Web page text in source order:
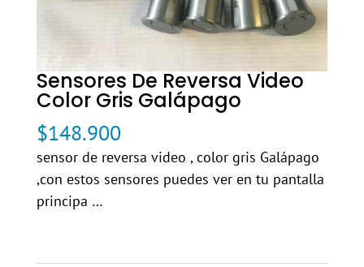
Sensores De Reversa Video
Color Gris Galápago
$148.900
sensor de reversa video , color gris Galápago
,con estos sensores puedes ver en tu pantalla
principa …